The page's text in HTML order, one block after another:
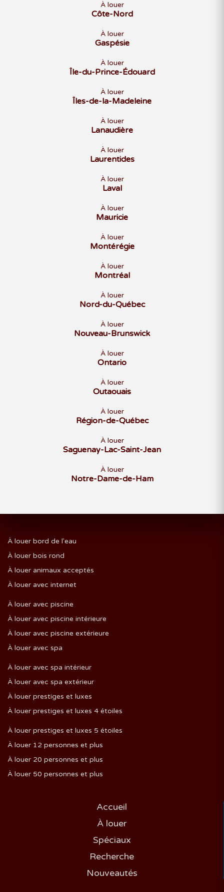
À louer
Côte-Nord
À louer
Gaspésie
À louer
Île-du-Prince-Édouard
À louer
Îles-de-la-Madeleine
À louer
Lanaudière
À louer
Laurentides
À louer
Laval
À louer
Mauricie
À louer
Montérégie
À louer
Montréal
À louer
Nord-du-Québec
À louer
Nouveau-Brunswick
À louer
Ontario
À louer
Outaouais
À louer
Région-de-Québec
À louer
Saguenay-Lac-Saint-Jean
À louer
Notre-Dame-de-Ham
À louer bord de l'eau
À louer bois rond
À louer animaux acceptés
À louer avec internet
À louer avec piscine
À louer avec piscine intérieure
À louer avec piscine extérieure
À louer avec spa
À louer avec spa intérieur
À louer avec spa extérieur
À louer prestiges et luxes
À louer prestiges et luxes 4 étoiles
À louer prestiges et luxes 5 étoiles
À louer 12 personnes et plus
À louer 20 personnes et plus
À louer 50 personnes et plus
Accueil
À louer
Spéciaux
Recherche
Nouveautés